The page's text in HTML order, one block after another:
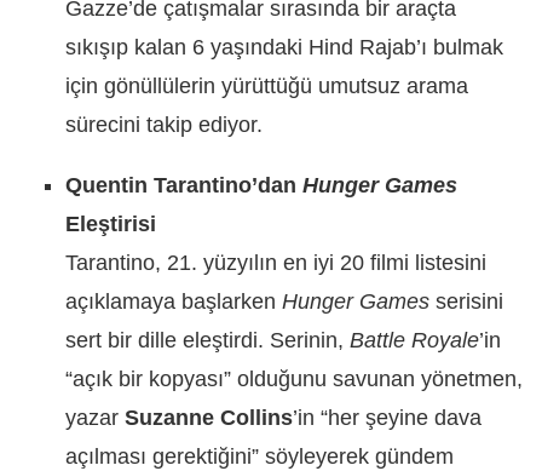
Gazze’de çatışmalar sırasında bir araçta
sıkışıp kalan 6 yaşındaki Hind Rajab’ı bulmak
için gönüllülerin yürüttüğü umutsuz arama
sürecini takip ediyor.
Quentin Tarantino’dan Hunger Games
Eleştirisi
Tarantino, 21. yüzyılın en iyi 20 filmi listesini
açıklamaya başlarken Hunger Gamesserisini
sert bir dille eleştirdi. Serinin, Battle Royale’in
“açık bir kopyası” olduğunu savunan yönetmen,
yazar Suzanne Collins’in “her şeyine dava
açılması gerektiğini” söyleyerek gündem